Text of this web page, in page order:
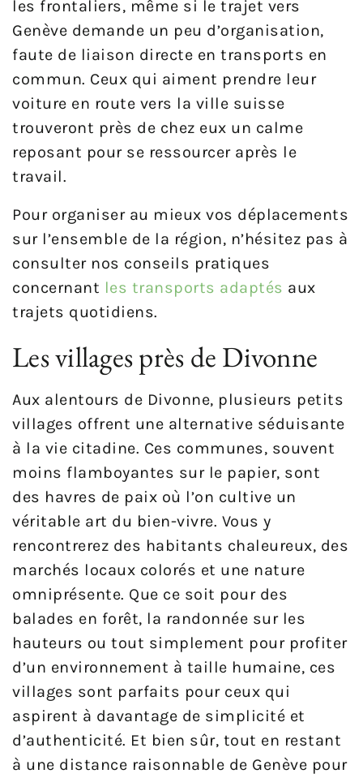
les frontaliers, même si le trajet vers
Genève demande un peu d’organisation,
faute de liaison directe en transports en
commun. Ceux qui aiment prendre leur
voiture en route vers la ville suisse
trouveront près de chez eux un calme
reposant pour se ressourcer après le
travail.
Pour organiser au mieux vos déplacements
sur l’ensemble de la région, n’hésitez pas à
consulter nos conseils pratiques
concernant les transports adaptés aux
trajets quotidiens.
Les villages près de Divonne
Aux alentours de Divonne, plusieurs petits
villages offrent une alternative séduisante
à la vie citadine. Ces communes, souvent
moins flamboyantes sur le papier, sont
des havres de paix où l’on cultive un
véritable art du bien-vivre. Vous y
rencontrerez des habitants chaleureux, des
marchés locaux colorés et une nature
omniprésente. Que ce soit pour des
balades en forêt, la randonnée sur les
hauteurs ou tout simplement pour profiter
d’un environnement à taille humaine, ces
villages sont parfaits pour ceux qui
aspirent à davantage de simplicité et
d’authenticité. Et bien sûr, tout en restant
à une distance raisonnable de Genève pour